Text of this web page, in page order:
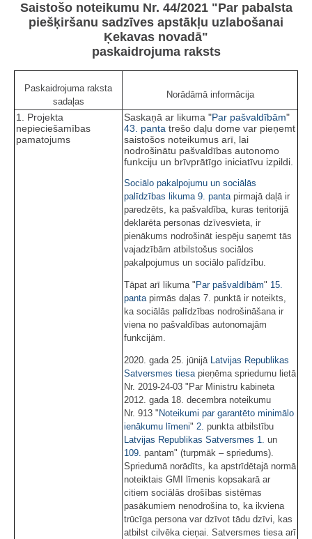
Saistošo noteikumu Nr. 44/2021 "Par pabalsta
piešķiršanu sadzīves apstākļu uzlabošanai
Ķekavas novadā"
paskaidrojuma raksts
Paskaidrojuma raksta
sadaļas
Norādāmā informācija
1. Projekta
nepieciešamības
pamatojums
Saskaņā ar likuma "Par pašvaldībām"
43. panta trešo daļu dome var pieņemt
saistošos noteikumus arī, lai
nodrošinātu pašvaldības autonomo
funkciju un brīvprātīgo iniciatīvu izpildi.
Sociālo pakalpojumu un sociālās
palīdzības likuma 9. pantapirmajā daļā ir
paredzēts, ka pašvaldība, kuras teritorijā
deklarēta personas dzīvesvieta, ir
pienākums nodrošināt iespēju saņemt tās
vajadzībām atbilstošus sociālos
pakalpojumus un sociālo palīdzību.
Tāpat arī likuma " Par pašvaldībām" 15.
pantapirmās daļas 7. punktā ir noteikts,
ka sociālās palīdzības nodrošināšana ir
viena no pašvaldības autonomajām
funkcijām.
2020. gada 25. jūnijā Latvijas Republikas
Satversmes tiesapieņēma spriedumu lietā
Nr. 2019-24-03 "Par Ministru kabineta
2012. gada 18. decembra noteikumu
Nr. 913 " Noteikumi par garantēto minimālo
ienākumu līmeni" 2. punkta atbilstību
Latvijas Republikas Satversmes 1. un
109. pantam" (turpmāk – spriedums).
Spriedumā norādīts, ka apstrīdētajā normā
noteiktais GMI līmenis kopsakarā ar
citiem sociālās drošības sistēmas
pasākumiem nenodrošina to, ka ikviena
trūcīga persona var dzīvot tādu dzīvi, kas
atbilst cilvēka cieņai. Satversmes tiesa arī